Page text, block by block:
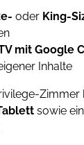
oder King-
mit Google
Inhalte
Zimmer
sowie